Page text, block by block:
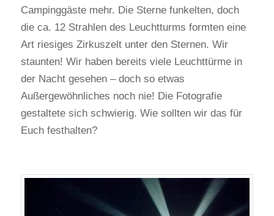
Campinggäste mehr. Die Sterne funkelten, doch
die ca. 12 Strahlen des Leuchtturms formten eine
Art riesiges Zirkuszelt unter den Sternen. Wir
staunten! Wir haben bereits viele Leuchttürme in
der Nacht gesehen – doch so etwas
Außergewöhnliches noch nie! Die Fotografie
gestaltete sich schwierig. Wie sollten wir das für
Euch festhalten?